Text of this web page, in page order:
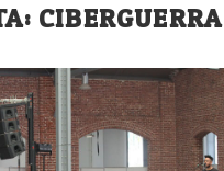
CIBERGUERRA